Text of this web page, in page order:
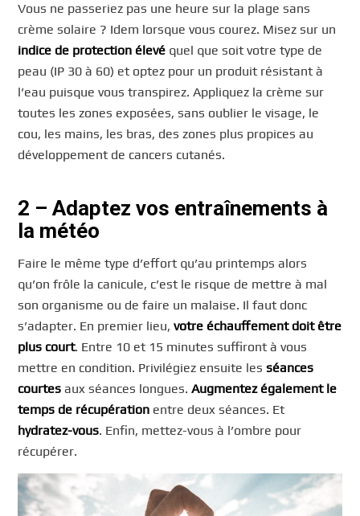
Vous ne passeriez pas une heure sur la plage sans
crème solaire ? Idem lorsque vous courez. Misez sur un
indice de protection élevé quel que soit votre type de
peau (IP 30 à 60) et optez pour un produit résistant à
l’eau puisque vous transpirez. Appliquez la crème sur
toutes les zones exposées, sans oublier le visage, le
cou, les mains, les bras, des zones plus propices au
développement de cancers cutanés.
2 – Adaptez vos entraînements à
la météo
Faire le même type d’effort qu’au printemps alors
qu’on frôle la canicule, c’est le risque de mettre à mal
son organisme ou de faire un malaise. Il faut donc
s’adapter. En premier lieu,votre échauffement doit être
plus court. Entre 10 et 15 minutes suffiront à vous
mettre en condition. Privilégiez ensuite lesséances
courtes aux séances longues.Augmentez également le
temps de récupération entre deux séances. Et
hydratez-vous. Enfin, mettez-vous à l’ombre pour
récupérer.